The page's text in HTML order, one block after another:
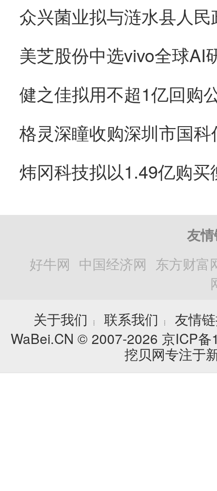
友
好牛网 中国经济网 东方财富
关于我们
┊ 联系我们 ┊
友情
WaBei.CN © 2007-2026 京ICP
挖贝网专注于